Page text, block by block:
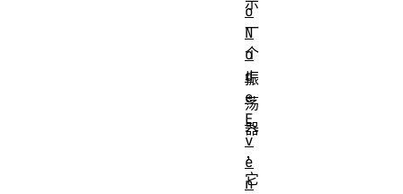
一
个
振
荡
器
，
它
o
N
o
d
e
E
v
e
n